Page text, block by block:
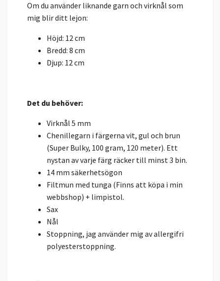
Om du använder liknande garn och virknål som
mig blir ditt lejon:
Höjd: 12 cm
Bredd: 8 cm
Djup: 12 cm
Det du behöver:
Virknål 5 mm
Chenillegarn i färgerna vit, gul och brun
(Super Bulky, 100 gram, 120 meter). Ett
nystan av varje färg räcker till minst 3 bin.
14 mm säkerhetsögon
Filtmun med tunga (Finns att köpa i min
webbshop) + limpistol.
Sax
Nål
Stoppning, jag använder mig av allergifri
polyesterstoppning.